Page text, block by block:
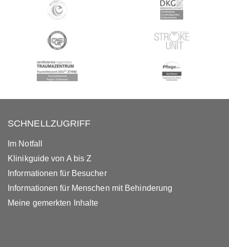
SCHNELLZUGRIFF
Im Notfall
Klinikguide von A bis Z
Informationen für Besucher
Informationen für Menschen mit Behinderung
Meine gemerkten Inhalte